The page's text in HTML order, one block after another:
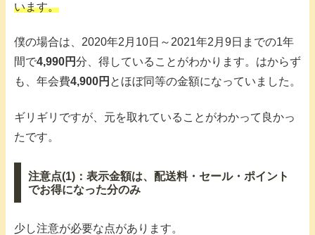
います。
僕の場合は、2020年2月10日～2021年2月9日までの1年
間で4,990円分、得していることがわかります。はからず
も、年会費4,900円 とほぼ同等の金額になっていました。
ギリギリですが、元を取れていることがわかって良かっ
たです。
注意点(1)：表示金額は、配送料・セール・ポイント
でお得になった分のみ
少し注意が必要な点があります。